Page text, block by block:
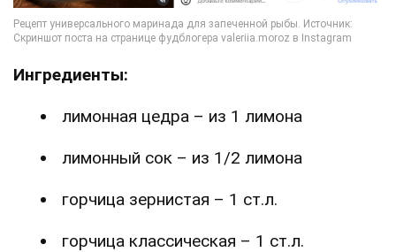
Ингредиенты:
лимонная цедра – из 1 лимона
лимонный сок – из 1/2 лимона
горчица зернистая – 1 ст.л.
горчица классическая – 1 ст.л.